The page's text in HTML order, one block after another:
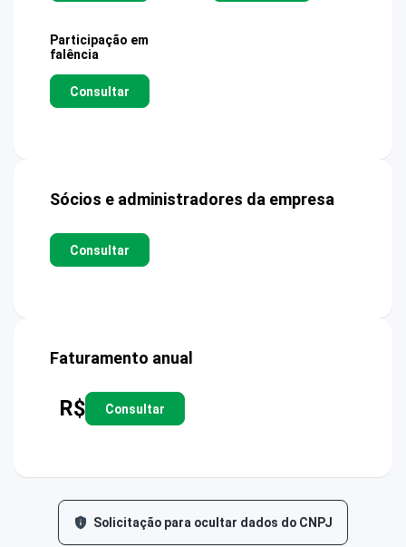
Participação em
falência
Consultar
Sócios e administradores da empresa
Consultar
Faturamento anual
R$ Consultar
Solicitação para ocultar dados do CNPJ